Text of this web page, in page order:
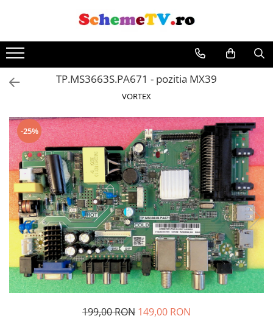
TP.MS3663S.PA671 - pozitia MX39
VORTEX
-25%
199,00 RON 149,00 RON